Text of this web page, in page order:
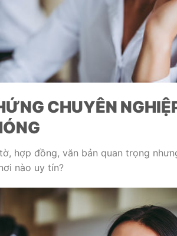
CHUYÊN
hợp đồng, văn bản quan trọng
nào uy tín?